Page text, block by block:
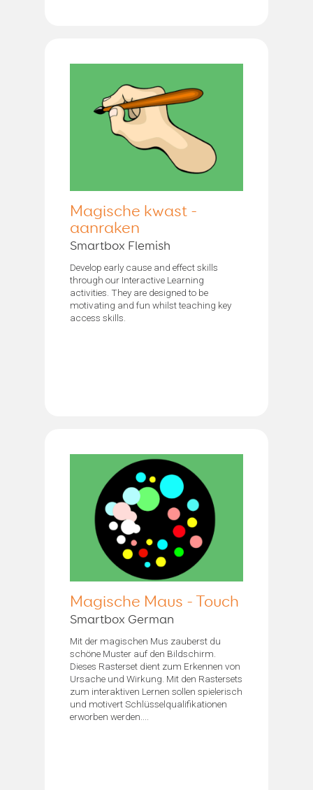
Magische kwast -
aanraken
Smartbox Flemish
Develop early cause and effect skills
through our Interactive Learning
activities. They are designed to be
motivating and fun whilst teaching key
access skills.
Magische Maus - Touch
Smartbox German
Mit der magischen Mus zauberst du
schöne Muster auf den Bildschirm.
Dieses Rasterset dient zum Erkennen von
Ursache und Wirkung. Mit den Rastersets
zum interaktiven Lernen sollen spielerisch
und motivert Schlüsselqualifikationen
erworben werden....